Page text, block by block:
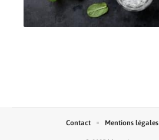
Contact Mentions légales